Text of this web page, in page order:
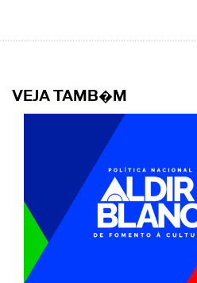
VEJA TAMB�M